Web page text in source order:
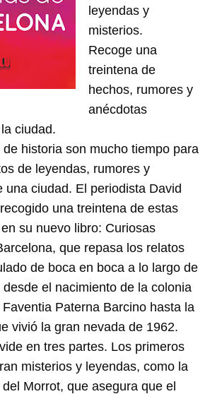
leyendas y
misterios.
Recoge una
treintena de
hechos, rumores y
anécdotas
ciudad.
historia son mucho tiempo para
de leyendas, rumores y
una ciudad. El periodista David
una treintena de estas
su nuevo libro: Curiosas
que repasa los relatos
de boca en boca a lo largo de
el nacimiento de la colonia
Paterna Barcino hasta la
vivió la gran nevada de 1962.
en tres partes. Los primeros
misterios y leyendas, como la
Morrot, que asegura que el